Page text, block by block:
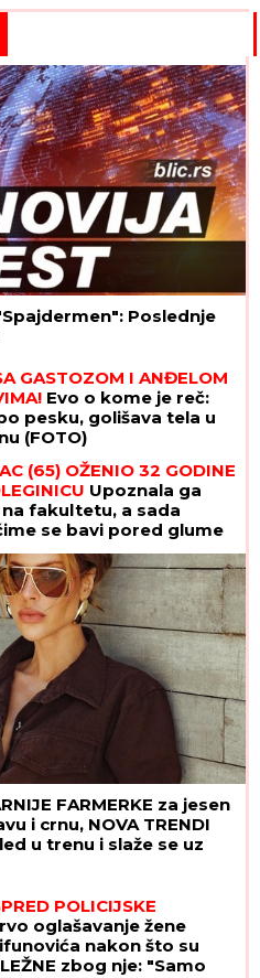
Poslednje
GASTOZOM I ANĐELOM
Evo o kome je reč:
pesku, golišava tela u
(FOTO)
(65) OŽENIO 32 GODINE
Upoznala ga
fakultetu, a sada
se bavi pored glume
FARMERKE za jesen
i crnu, NOVA TRENDI
u trenu i slaže se uz
POLICIJSKE
oglašavanje žene
nakon što su
zbog nje: "Samo